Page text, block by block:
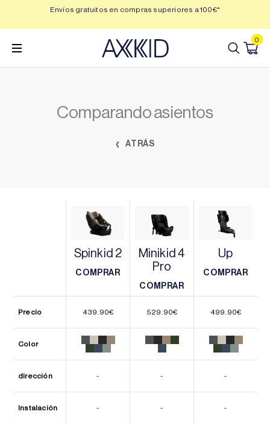
contenido
Envíos gratuitos en compras superiores a 100€*
0
Comparando asientos
ATRÁS
Spinkid 2
COMPRAR
Minikid 4
Pro
COMPRAR
COMPRAR
Up
COMPRAR
Precio 439.90€ 529.90€ 499.90€
Color
dirección - - -
Instalación - - -